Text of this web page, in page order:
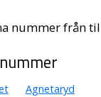
nummer från
Agnetaryd